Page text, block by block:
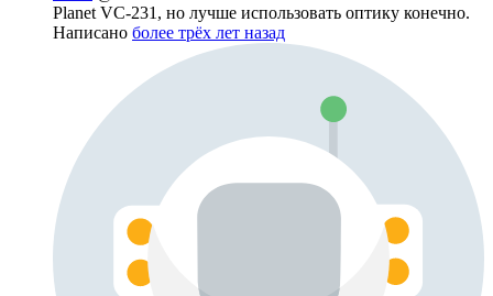
Planet VC-231, но лучше использовать оптику конечно.
Написано более трёх лет назад